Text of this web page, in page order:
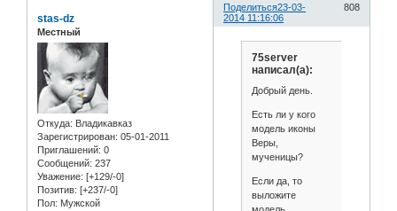
Поделиться 808
23-03-
2014 11:16:06
stas-dz
Местный
Откуда: Владикавказ
Зарегистрирован: 05-01-2011
Приглашений: 0
Сообщений: 237
Уважение: [+129/-0]
Позитив: [+237/-0]
Пол: Мужской
75server
написал(а):
Добрый день.
Есть ли у кого
модель иконы
Веры,
мученицы?
Если да, то
выложите